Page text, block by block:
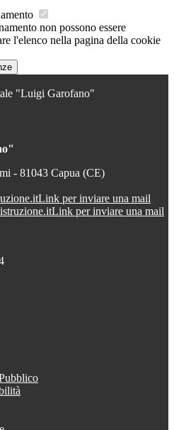
non possono essere
l'elenco nella pagina della cookie
"Luigi Garofano"
- 81043 Capua (CE)
Link per inviare una mail
Link per inviare una mail